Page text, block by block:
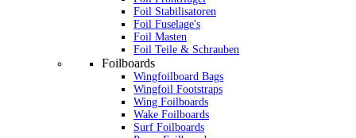
Foil Stabilisatoren
Foil Fuselage's
Foil Masten
Foil Teile & Schrauben
Foilboards
Wingfoilboard Bags
Wingfoil Footstraps
Wing Foilboards
Wake Foilboards
Surf Foilboards